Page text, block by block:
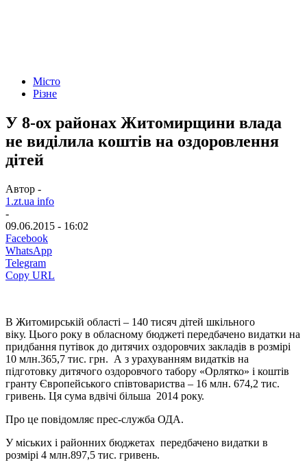
Місто
Різне
У 8-ох районах Житомирщини влада
не виділила коштів на оздоровлення
дітей
Автор -
1.zt.ua info
-
09.06.2015 - 16:02
Facebook
WhatsApp
Telegram
Copy URL
В Житомирській області – 140 тисяч дітей шкільного
віку. Цього року в обласному бюджеті передбачено видатки на
придбання путівок до дитячих оздоровчих закладів в розмірі
10 млн.365,7 тис. грн. А з урахуванням видатків на
підготовку дитячого оздоровчого табору «Орлятко» і коштів
гранту Європейського співтовариства – 16 млн. 674,2 тис.
гривень. Ця сума вдвічі більша 2014 року.
Про це повідомляє прес-служба ОДА.
У міських і районних бюджетах передбачено видатки в
розмірі 4 млн.897,5 тис. гривень.